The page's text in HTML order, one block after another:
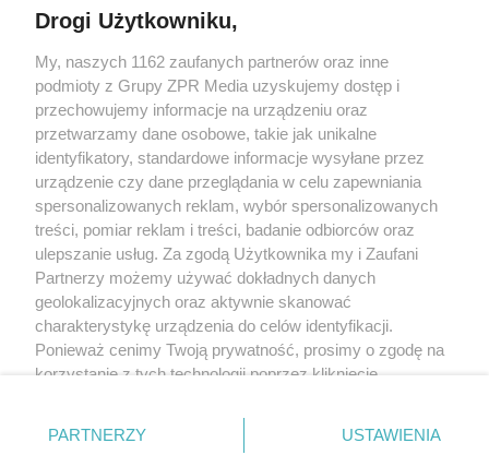
Żaden utwór zamieszczony w serwisie nie może być powielany i
rozpowszechniany lub dalej rozpowszechniany w jakikolwiek sposób (w
tym także elektroniczny lub mechaniczny) na jakimkolwiek polu
eksploatacji w jakiejkolwiek formie, włącznie z umieszczaniem w Internecie
bez pisemnej zgody właściciela praw. Jakiekolwiek użycie lub
wykorzystanie utworów w całości lub w części z naruszeniem prawa, tzn.
bez właściwej zgody, jest zabronione pod groźbą kary i może być ścigane
prawnie.
O nas
Drogi Użytkowniku,
My, naszych 1162 zaufanych partnerów oraz inne
podmioty z Grupy ZPR Media uzyskujemy dostęp i
przechowujemy informacje na urządzeniu oraz
przetwarzamy dane osobowe, takie jak unikalne
identyfikatory, standardowe informacje wysyłane przez
urządzenie czy dane przeglądania w celu zapewniania
spersonalizowanych reklam, wybór spersonalizowanych
treści, pomiar reklam i treści, badanie odbiorców oraz
ulepszanie usług. Za zgodą Użytkownika my i Zaufani
Partnerzy możemy używać dokładnych danych
geolokalizacyjnych oraz aktywnie skanować
charakterystykę urządzenia do celów identyfikacji.
Ponieważ cenimy Twoją prywatność, prosimy o zgodę na
korzystanie z tych technologii poprzez kliknięcie
zmienić/wycofać klikając przycisk ustawień prywatności
znajdujący się w lewym dolnym rogu strony
PARTNERZY USTAWIENIA